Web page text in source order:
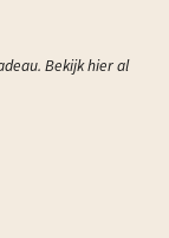
Bekijk hier al